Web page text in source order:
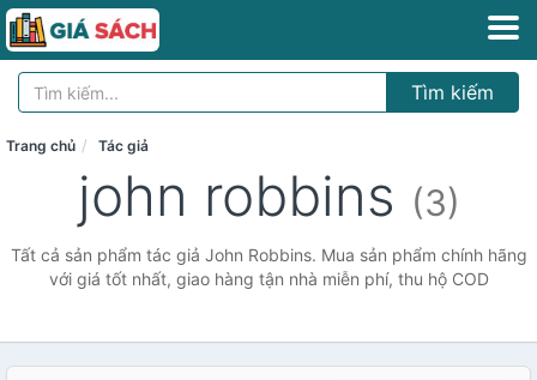
Tìm kiếm
Trang chủ Tác giả
john robbins (3)
Tất cả sản phẩm tác giả John Robbins. Mua sản phẩm chính hãng
với giá tốt nhất, giao hàng tận nhà miễn phí, thu hộ COD